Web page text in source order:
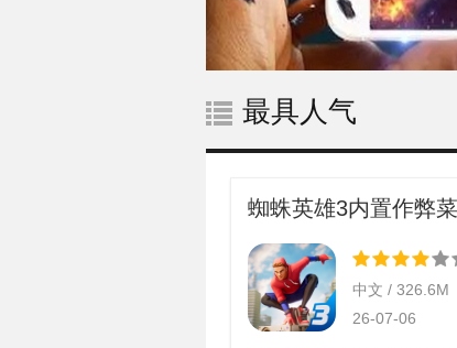
最具人气
蜘蛛英雄3内置作弊
中文 / 326.6M
26-07-06